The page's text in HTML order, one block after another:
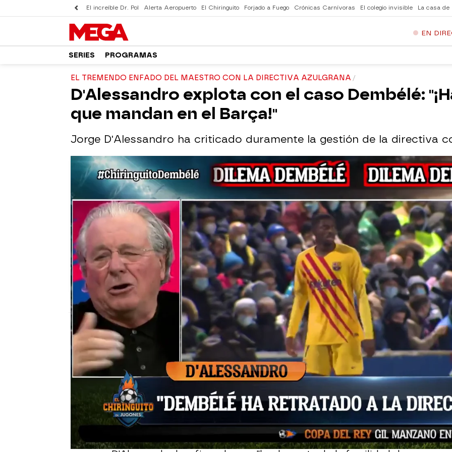
El increíble Dr. Pol Alerta Aeropuerto El Chiringuito Forjado a Fuego Crónicas Carnívoras El colegio invisible La casa de
EN
SERIES PROGRAMAS
EL TREMENDO ENFADO DEL MAESTRO CON LA DIRECTIVA AZULGRANA
D'Alessandro explota con el caso Dembélé:
que mandan en el Barça!"
Jorge D'Alessandro ha criticado duramente la gestión de la directiva
El Chiringuito
Madrid
Publicado:02 de febrero de 2022, 00:50
WhatsappFacebook
¡Cómo se ha puesto el maestro! Jota Jordi ha criticado a
Ousmane Dembélé al haberse negado a salir del Barcelona este
mercado de invierno cuando se le ha comunicado que no
volvería a vestir la camiseta azulgrana y han saltado chispas en
el plato de El Chiringuito.
El futbolista no ha cedido ante las presiones del club y Jorge